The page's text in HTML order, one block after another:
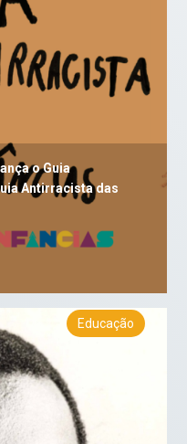
o Guia
Antirracista das
Educação